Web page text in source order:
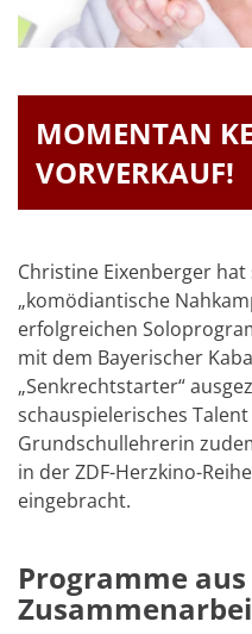
MOMENTAN
VORVERKAUF!
Christine Eixenberger
„komödiantische
erfolgreichen
mit dem Bayerischer
„Senkrechtstarter“
schauspielerisches
Grundschullehrerin
in der ZDF-Herzkino-
eingebracht.
Programme